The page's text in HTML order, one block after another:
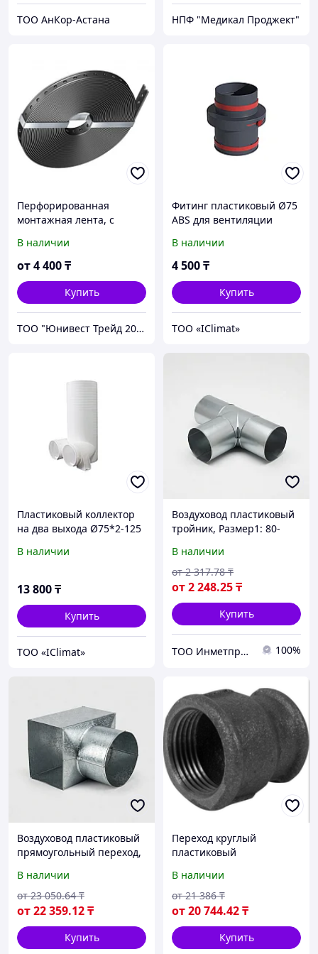
ТОО АнКор-Астана НПФ "Медикал Проджект"
Перфорированная
монтажная лента, с
В наличии
от4 400₸
Купить
ТОО "Юнивест Трейд 2020"
Фитинг пластиковый Ø75
ABS для вентиляции
В наличии
4 500₸
Купить
ТОО «IClimat»
Пластиковый коллектор
на два выхода Ø75*2-125
В наличии
13 800₸
Купить
ТОО «IClimat»
Воздуховод пластиковый
тройник, Размер1: 80-
1250 мм, s= 0,5-0,9 мм, L=
0,16-1,31 мм
В наличии
от2 248.25₸
от 2 317.78 ₸
Купить
ТОО Инметпром 100%
Воздуховод пластиковый
прямоугольный переход,
Размер 2: 80-1250 мм, s=
0,5-1,2 мм
В наличии
от22 359.12₸
от 23 050.64 ₸
Купить
Переход круглый
пластиковый
В наличии
от20 744.42₸
от 21 386 ₸
Купить